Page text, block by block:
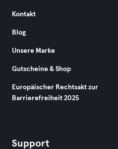
Kontakt
Blog
Unsere Marke
Gutscheine & Shop
Europäischer Rechtsakt zur
Barrierefreiheit 2025
Support